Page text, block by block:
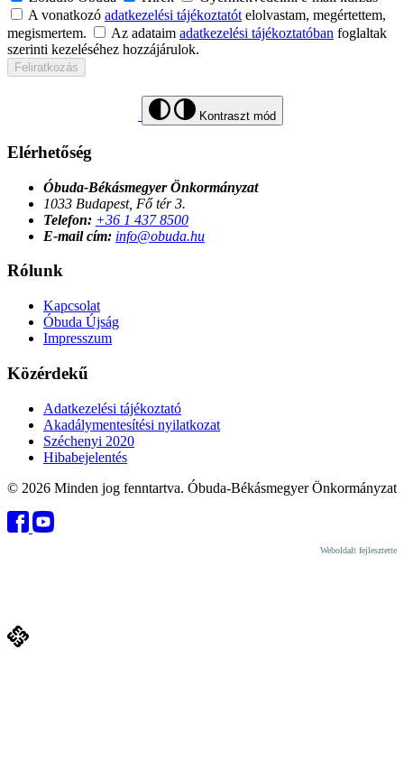
A vonatkozó adatkezelési tájékoztatót elolvastam, megértettem,
megismertem.
Az adataim adatkezelési tájékoztatóban foglaltak
szerinti kezeléséhez hozzájárulok.
Feliratkozás
Kontraszt mód
Elérhetőség
Óbuda-Békásmegyer Önkormányzat
1033 Budapest, Fő tér 3.
Telefon: +36 1 437 8500
E-mail cím: info@obuda.hu
Rólunk
Kapcsolat
Óbuda Újság
Impresszum
Közérdekű
Adatkezelési tájékoztató
Akadálymentesítési nyilatkozat
Széchenyi 2020
Hibabejelentés
© 2026 Minden jog fenntartva. Óbuda-Békásmegyer Önkormányzat
Weboldalt fejlesztette